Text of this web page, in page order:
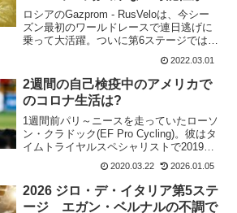
ロシアのGazprom - RusVeloは、今シー
ズン最初のワールドレースで連日逃げに
乗って大活躍。ついに第6ステージでは大
金星となるマティアス・ヴァチェクの勝
利も引き寄せた。来年もまた活躍を見せ
て貰いたいチームの一つとなった。だ
が、この...
2022.03.01
2週間の自己検疫中のアメリカで
のコロナ生活は?
1週間前パリ～ニースを走っていたローソ
ン・クラドック(EF Pro Cycling)。彼はタ
イムトライヤルスペシャリストで2019年
世界選手権では6位となっている。パリ～
ニースを第5ステージで終えたあとに、一
旦スペインのジローナの自宅に帰宅...
2020.03.22 2026.01.05
2026 ジロ・デ・イタリア第5ステ
ージ エガン・ベルナルの不調で